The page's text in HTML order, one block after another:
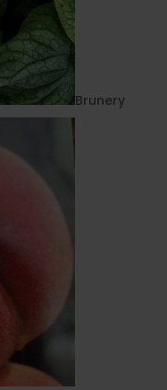
Brunery